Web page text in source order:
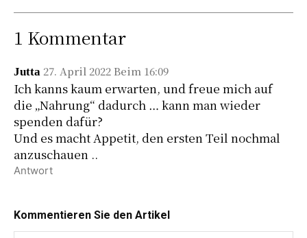
1 Kommentar
Jutta 27. April 2022 Beim 16:09
Ich kanns kaum erwarten, und freue mich auf
die „Nahrung“ dadurch … kann man wieder
spenden dafür?
Und es macht Appetit, den ersten Teil nochmal
anzuschauen ..
Antwort
Kommentieren Sie den Artikel